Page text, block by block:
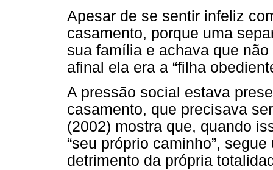
Apesar de se sentir infeliz
casamento, porque uma
sua família e achava que
afinal ela era a “filha
A pressão social estava
casamento, que precisava
(2002) mostra que, quando
“seu próprio caminho”,
detrimento da própria